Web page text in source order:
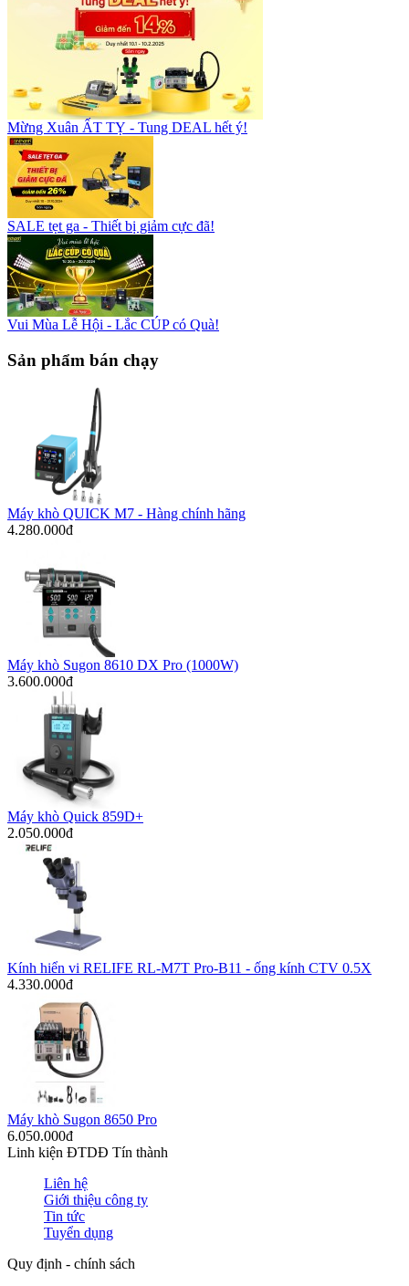
Mừng Xuân ẤT TỴ - Tung DEAL hết ý!
SALE tẹt ga - Thiết bị giảm cực đã!
Vui Mùa Lễ Hội - Lắc CÚP có Quà!
Sản phẩm bán chạy
Máy khò QUICK M7 - Hàng chính hãng
4.280.000đ
Máy khò Sugon 8610 DX Pro (1000W)
3.600.000đ
Máy khò Quick 859D+
2.050.000đ
Kính hiển vi RELIFE RL-M7T Pro-B11 - ống kính CTV 0.5X
4.330.000đ
Máy khò Sugon 8650 Pro
6.050.000đ
Linh kiện ĐTDĐ Tín thành
Liên hệ
Giới thiệu công ty
Tin tức
Tuyển dụng
Quy định - chính sách